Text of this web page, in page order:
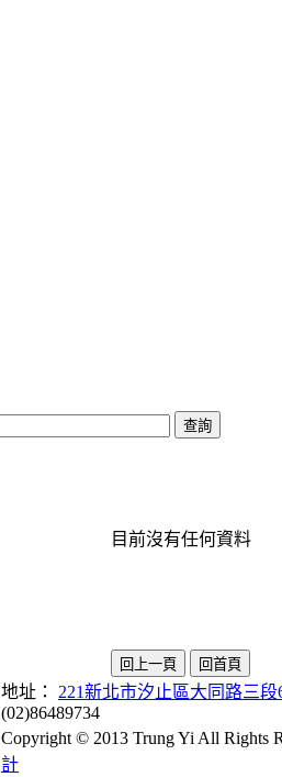
目前沒有任何資料
地址： 221新北市汐止區大同路三段
(02)86489734
Copyright © 2013 Trung Yi All Rights
計